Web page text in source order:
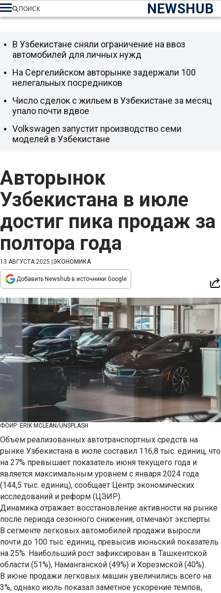
NEWSHUB
ПОИСК
Авторынок
Узбекистана в июле
достиг пика продаж за
полтора года
13 АВГУСТА 2025 ЭКОНОМИКА
Добавить Newshub в источники Google
ФОИР: ERIK MCLEAN/UNSPLASH
Объем реализованных автотранспортных средств на
рынке Узбекистана в июле составил 116,8 тыс. единиц, что
на 27% превышает показатель июня текущего года и
является максимальным уровнем с января 2024 года
(144,5 тыс. единиц), сообщает Центр экономических
исследований и реформ (ЦЭИР).
Динамика отражает восстановление активности на рынке
после периода сезонного снижения, отмечают эксперты.
В сегменте легковых автомобилей продажи выросли
почти до 100 тыс. единиц, превысив июньский показатель
на 25%. Наибольший рост зафиксирован в Ташкентской
области (51%), Наманганской (49%) и Хорезмской (40%).
В июне продажи легковых машин увеличились всего на
3%, однако июль показал заметное ускорение темпов,
В Узбекистане сняли ограничение на ввоз
автомобилей для личных нужд
На Сергелийском авторынке задержали 100
нелегальных посредников
Число сделок с жильем в Узбекистане за месяц
упало почти вдвое
Volkswagen запустит производство семи
моделей в Узбекистане